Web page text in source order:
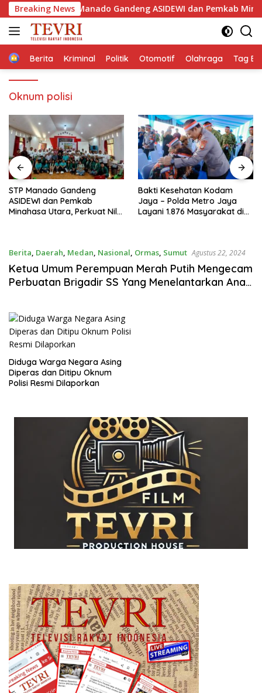
Langsung
ke
konten
Breaking News
‎STP Manado Gandeng ASIDEWI dan Pemkab
HomeBerita Kriminal Politik Otomotif Olahraga Tag
Oknum polisi
‎STP Manado Gandeng
ASIDEWI dan Pemkab
Minahasa Utara, Perkuat Nilai
Bakti Kesehatan Kodam
Jaya – Polda Metro Jaya
Layani 1.876 Masyarakat di
Berita, Daerah, Medan, Nasional, Ormas, Sumut Agustus 22, 2024
Ketua Umum Perempuan Merah Putih Mengecam
Perbuatan Brigadir SS Yang Menelantarkan Anak
Diduga Warga Negara Asing
Diperas dan Ditipu Oknum
Polisi Resmi Dilaporkan